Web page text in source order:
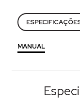
MANUAL